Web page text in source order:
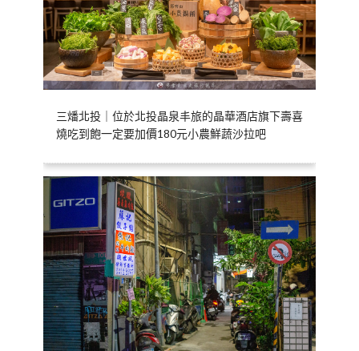
三燔北投｜位於北投晶泉丰旅的晶華酒店旗下壽喜
燒吃到飽一定要加價180元小農鮮蔬沙拉吧